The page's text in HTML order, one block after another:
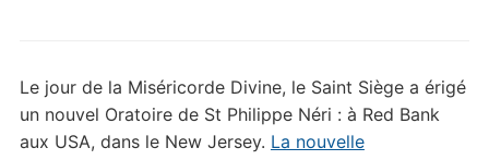
Le jour de la Miséricorde Divine, le Saint Siège a érigé
un nouvel Oratoire de St Philippe Néri : à Red Bank
aux USA, dans le New Jersey. La nouvelle